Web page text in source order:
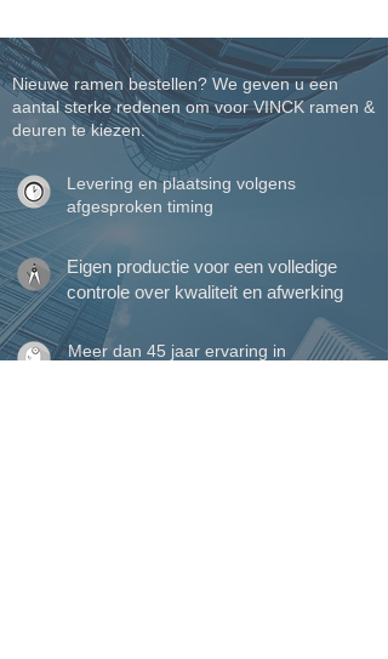
Nieuwe ramen bestellen? We geven u een
aantal sterke redenen om voor VINCK ramen &
deuren te kiezen.
Levering en plaatsing volgens
afgesproken timing
Eigen productie voor een volledige
controle over kwaliteit en afwerking
Meer dan 45 jaar ervaring in